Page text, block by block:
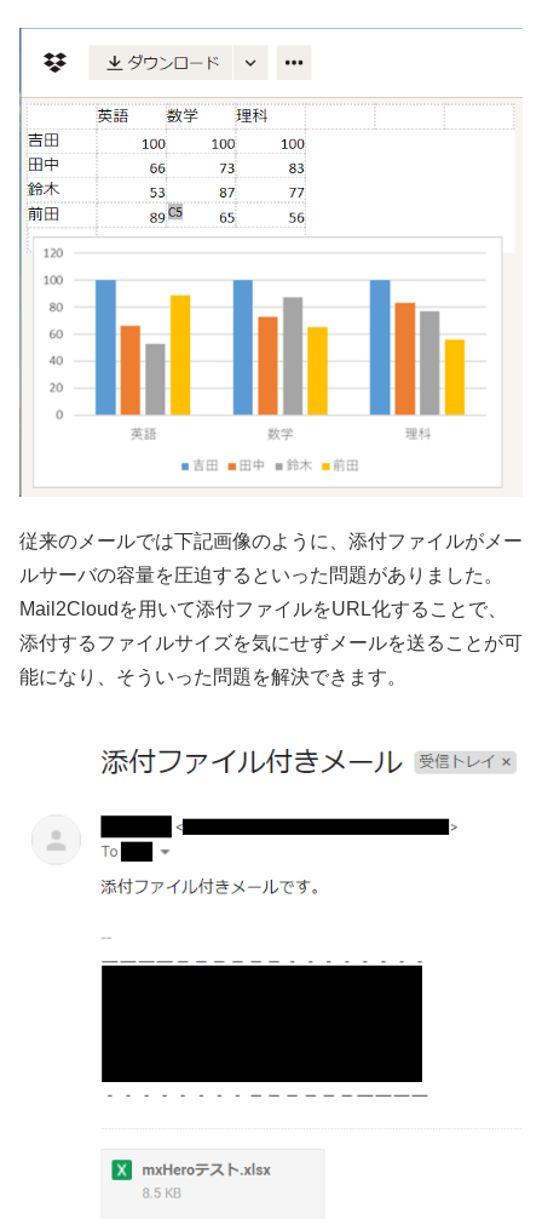
従来のメールでは下記画像のように、添付ファイルがメー
ルサーバの容量を圧迫するといった問題がありました。
Mail2Cloudを用いて添付ファイルをURL化することで、
添付するファイルサイズを気にせずメールを送ることが可
能になり、そういった問題を解決できます。